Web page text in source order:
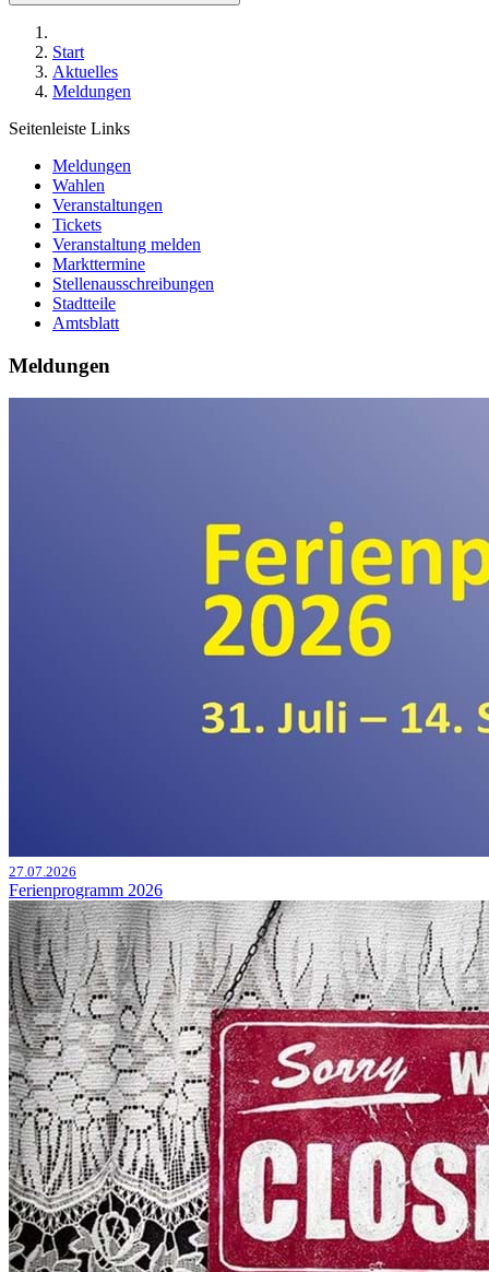
Start
Aktuelles
Meldungen
Seitenleiste Links
Meldungen
Wahlen
Veranstaltungen
Tickets
Veranstaltung melden
Markttermine
Stellenausschreibungen
Stadtteile
Amtsblatt
Meldungen
27.07.2026
Ferienprogramm 2026